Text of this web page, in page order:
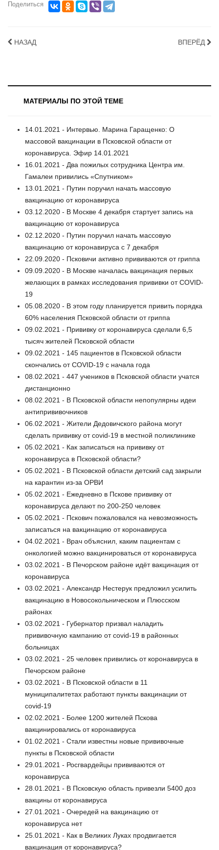
Поделиться
НАЗАД ВПЕРЁД
МАТЕРИАЛЫ ПО ЭТОЙ ТЕМЕ
14.01.2021 - Интервью. Марина Гаращенко: О
массовой вакцинации в Псковской области от
коронавируса. Эфир 14.01.2021
16.01.2021 - Два пожилых сотрудника Центра им.
Гамалеи привились «Спутником»
13.01.2021 - Путин поручил начать массовую
вакцинацию от коронавируса
03.12.2020 - В Москве 4 декабря стартует запись на
вакцинацию от коронавируса
02.12.2020 - Путин поручил начать массовую
вакцинацию от коронавируса с 7 декабря
22.09.2020 - Псковичи активно прививаются от гриппа
09.09.2020 - В Москве началась вакцинация первых
желающих в рамках исследования прививки от COVID-
19
05.08.2020 - В этом году планируется привить порядка
60% населения Псковской области от гриппа
09.02.2021 - Прививку от коронавируса сделали 6,5
тысяч жителей Псковской области
09.02.2021 - 145 пациентов в Псковской области
скончались от COVID-19 c начала года
08.02.2021 - 447 учеников в Псковской области учатся
дистанционно
08.02.2021 - В Псковской области непопулярны идеи
антипрививочников
06.02.2021 - Жители Дедовичского района могут
сделать прививку от covid-19 в местной поликлинике
05.02.2021 - Как записаться на прививку от
коронавируса в Псковской области?
05.02.2021 - В Псковской области детский сад закрыли
на карантин из-за ОРВИ
05.02.2021 - Ежедневно в Пскове прививку от
коронавируса делают по 200-250 человек
05.02.2021 - Пскович пожаловался на невозможность
записаться на вакцинацию от коронавируса
04.02.2021 - Врач объяснил, каким пациентам с
онкологией можно вакцинироваться от коронавируса
03.02.2021 - В Печорском районе идёт вакцинация от
коронавируса
03.02.2021 - Александр Нестерук предложил усилить
вакцинацию в Новосокольническом и Плюсском
районах
03.02.2021 - Губернатор призвал наладить
прививочную кампанию от covid-19 в районных
больницах
03.02.2021 - 25 человек привились от коронавируса в
Печорском районе
03.02.2021 - В Псковской области в 11
муниципалитетах работают пункты вакцинации от
covid-19
02.02.2021 - Более 1200 жителей Пскова
вакцинировались от коронавируса
01.02.2021 - Стали известны новые прививочные
пункты в Псковской области
29.01.2021 - Росгвардейцы прививаются от
коронавируса
28.01.2021 - В Псковскую область привезли 5400 доз
вакцины от коронавируса
27.01.2021 - Очередей на вакцинацию от
коронавируса нет
25.01.2021 - Как в Великих Луках продвигается
вакцинация от коронавируса?